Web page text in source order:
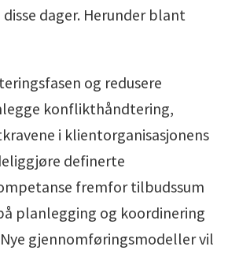
dager. Herunder blant
og redusere
konflikthåndtering,
i klientorganisasjonens
definerte
fremfor tilbudssum
planlegging og koordinering
gjennomføringsmodeller vil